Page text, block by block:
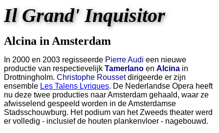
Il Grand' Inquisitor
Alcina in Amsterdam
In 2000 en 2003 regisseerde Pierre Audi een nieuwe
productie van respectievelijk Tamerlano en Alcina in
Drottningholm. Christophe Roussetdirigeerde er zijn
ensemble Les Talens Lyriques. De Nederlandse Opera heeft
nu deze twee producties naar Amsterdam gehaald, waar ze
afwisselend gespeeld worden in de Amsterdamse
Stadsschouwburg. Het podium van het Zweeds theater werd
er volledig - inclusief de houten plankenvloer - nagebouwd.